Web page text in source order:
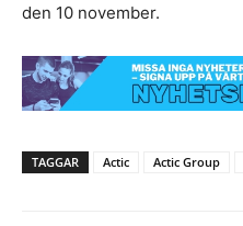
den 10 november.
TAGGAR Actic Actic Group